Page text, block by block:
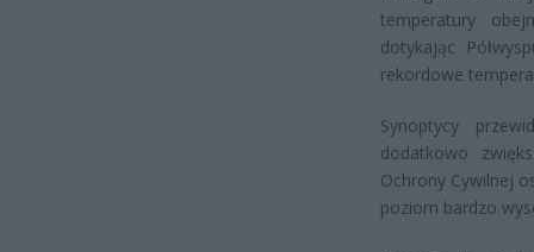
temperatury
dotykając
rekordowe
Synoptycy
dodatkowo
Ochrony Cywilnej
poziom bardzo